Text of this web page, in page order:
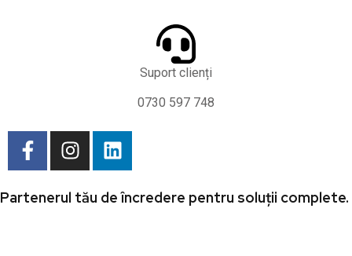
Suport clienți
0730 597 748
Partenerul tău de încredere pentru soluții complete.